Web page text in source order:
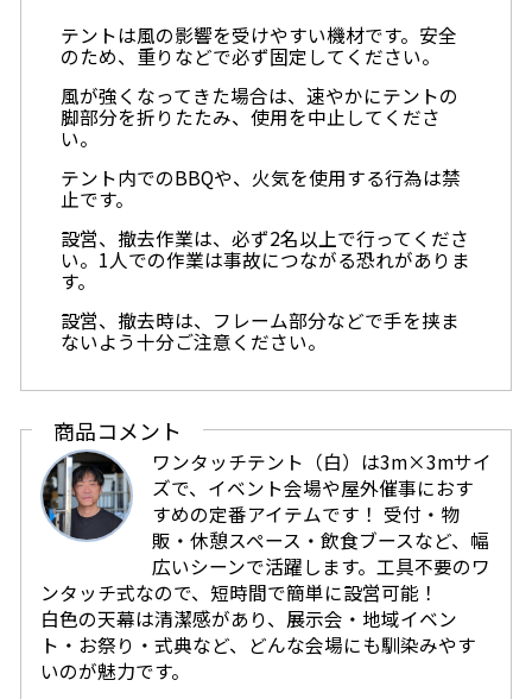
テントは風の影響を受けやすい機材です。安全
のため、重りなどで必ず固定してください。
風が強くなってきた場合は、速やかにテントの
脚部分を折りたたみ、使用を中止してくださ
い。
テント内でのBBQや、火気を使用する行為は禁
止です。
設営、撤去作業は、必ず2名以上で行ってくださ
い。1人での作業は事故につながる恐れがありま
す。
設営、撤去時は、フレーム部分などで手を挟ま
ないよう十分ご注意ください。
商品コメント
ワンタッチテント（白）は3m×3mサイ
ズで、イベント会場や屋外催事におす
すめの定番アイテムです！ 受付・物
販・休憩スペース・飲食ブースなど、幅
広いシーンで活躍します。工具不要のワ
ンタッチ式なので、短時間で簡単に設営可能！
白色の天幕は清潔感があり、展示会・地域イベン
ト・お祭り・式典など、どんな会場にも馴染みやす
いのが魅力です。